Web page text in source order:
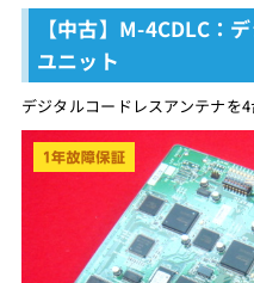
【中古】M-4CDLC：
ユニット
デジタルコードレスアンテナを